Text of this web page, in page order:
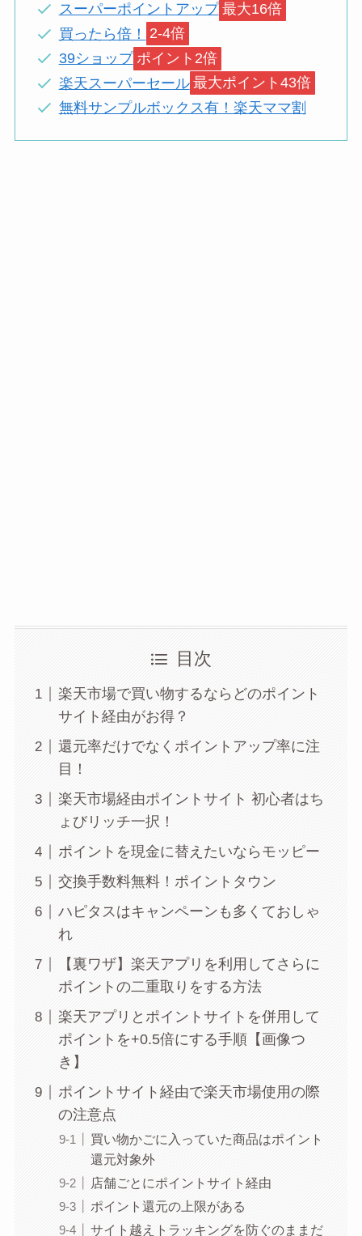
スーパーポイントアップ 最大16倍
買ったら倍！
2-4倍
39ショップ ポイント2倍
楽天スーパーセール 最大ポイント43倍
無料サンプルボックス有！楽天ママ割
目次
楽天市場で買い物するならどのポイント
サイト経由がお得？
還元率だけでなくポイントアップ率に注
目！
楽天市場経由ポイントサイト 初心者はち
ょびリッチ一択！
ポイントを現金に替えたいならモッピー
交換手数料無料！ポイントタウン
ハピタスはキャンペーンも多くておしゃ
れ
【裏ワザ】楽天アプリを利用してさらに
ポイントの二重取りをする方法
楽天アプリとポイントサイトを併用して
ポイントを+0.5倍にする手順【画像つ
き】
ポイントサイト経由で楽天市場使用の際
の注意点
買い物かごに入っていた商品はポイント
還元対象外
店舗ごとにポイントサイト経由
ポイント還元の上限がある
サイト越えトラッキングを防ぐのままだ